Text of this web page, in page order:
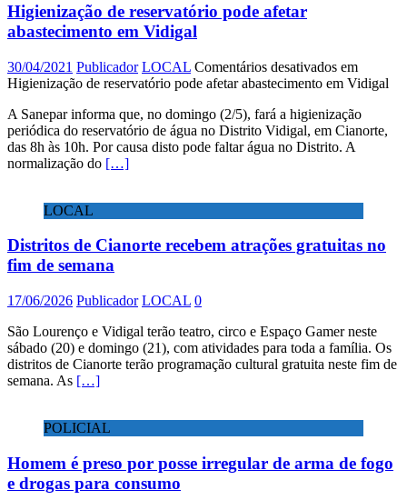
Higienização de reservatório pode afetar
abastecimento em Vidigal
30/04/2021 Publicador LOCAL Comentários desativados em
Higienização de reservatório pode afetar abastecimento em Vidigal
A Sanepar informa que, no domingo (2/5), fará a higienização
periódica do reservatório de água no Distrito Vidigal, em Cianorte,
das 8h às 10h. Por causa disto pode faltar água no Distrito. A
normalização do […]
LOCAL
Distritos de Cianorte recebem atrações gratuitas no
fim de semana
17/06/2026 Publicador LOCAL 0
São Lourenço e Vidigal terão teatro, circo e Espaço Gamer neste
sábado (20) e domingo (21), com atividades para toda a família. Os
distritos de Cianorte terão programação cultural gratuita neste fim de
semana. As […]
POLICIAL
Homem é preso por posse irregular de arma de fogo
e drogas para consumo